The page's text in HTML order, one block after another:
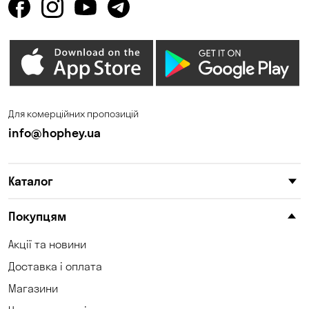
Калинівка
Катеринівка Келеберда
Княжичі
Кривий Ріг
Кропивницький
Куліші
Для комерційних пропозицій
info@hophey.ua
Каталог
Покупцям
Акції та новини
Доставка і оплата
Магазини